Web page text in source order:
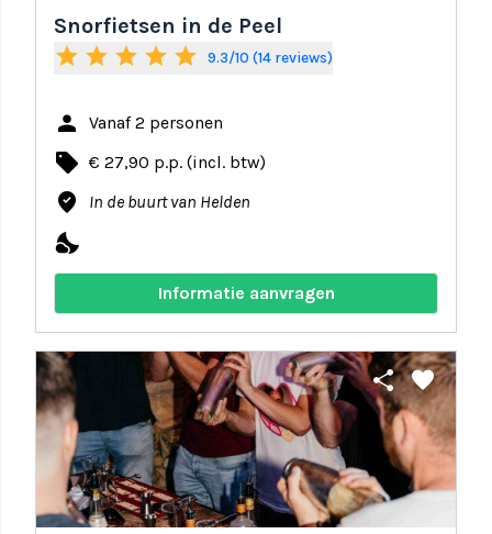
Snorfietsen in de Peel
star star star star star 9.3/10 (14 reviews)
person Vanaf 2 personen
local_offer € 27,90 p.p. (incl. btw)
where_to_vote In de buurt van Helden
nights_stay
Informatie aanvragen
share favorite